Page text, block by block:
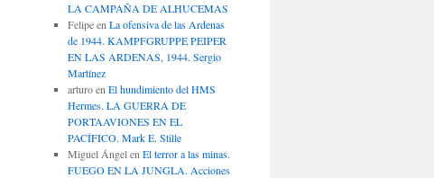
LA CAMPAÑA DE ALHUCEMAS
Felipeen La ofensiva de las Ardenas
de 1944. KAMPFGRUPPE PEIPER
EN LAS ARDENAS, 1944. Sergio
Martínez
arturoen El hundimiento del HMS
Hermes. LA GUERRA DE
PORTAAVIONES EN EL
PACÍFICO. Mark E. Stille
Miguel Ángelen El terror a las minas.
FUEGO EN LA JUNGLA. Acciones